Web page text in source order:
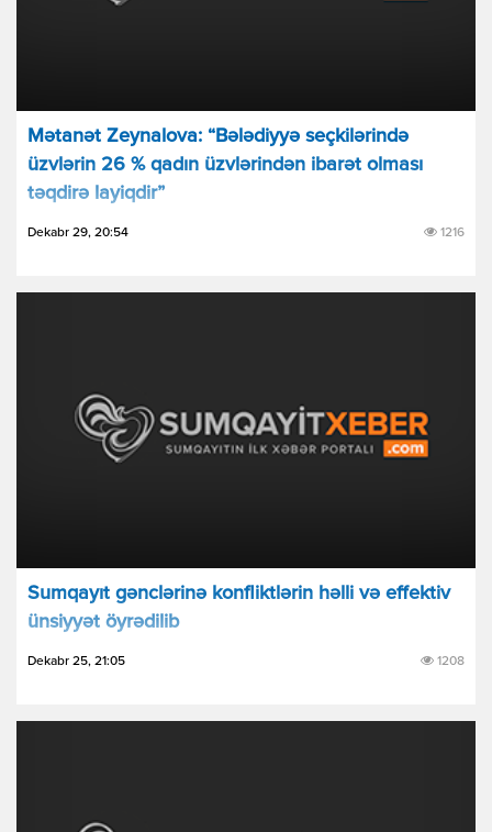
Mətanət Zeynalova: “Bələdiyyə seçkilərində
üzvlərin 26 % qadın üzvlərindən ibarət olması
təqdirə layiqdir”
Dekabr 29, 20:54 1216
Sumqayıt gənclərinə konfliktlərin həlli və effektiv
ünsiyyət öyrədilib
Dekabr 25, 21:05 1208